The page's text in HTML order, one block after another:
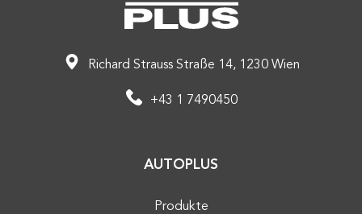
Richard Strauss Straße 14, 1230 Wien
+43 1 7490450
AUTOPLUS
Produkte